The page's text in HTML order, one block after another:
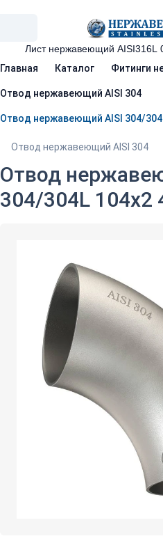
Главная Каталог Фитинги
Отвод нержавеющий AISI 304
Отвод нержавеющий AISI 304/
Отвод нержавеющий AISI 304
Отвод
304/304L 104х2